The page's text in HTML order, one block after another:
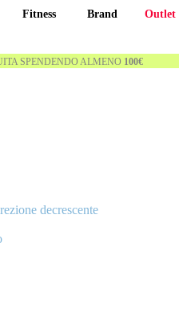
Fitness Brand Outlet
SPENDENDO ALMENO 100€
decrescente